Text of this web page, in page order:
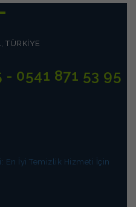
TÜRKİYE
- 0541 871 53 95
En İyi Temizlik Hizmeti İçin